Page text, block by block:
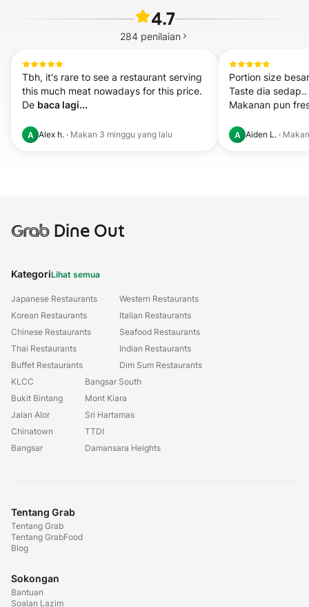
4.7
284 penilaian
Tbh, it's rare to see a restaurant serving
this much meat nowadays for this price.
De baca lagi...
A Alex h. · Makan 3 minggu yang lalu
Portion size
Taste dia sedap..
Makanan pun
A Aiden L. ·
GrabDine Out
KategoriLihat semua
Japanese Restaurants
Korean Restaurants
Chinese Restaurants
Thai Restaurants
Buffet Restaurants
Western Restaurants
Italian Restaurants
Seafood Restaurants
Indian Restaurants
Dim Sum Restaurants
KLCC
Bukit Bintang
Jalan Alor
Chinatown
Bangsar
Bangsar South
Mont Kiara
Sri Hartamas
TTDI
Damansara Heights
Tentang Grab
Tentang Grab
Tentang GrabFood
Blog
Sokongan
Bantuan
Soalan Lazim